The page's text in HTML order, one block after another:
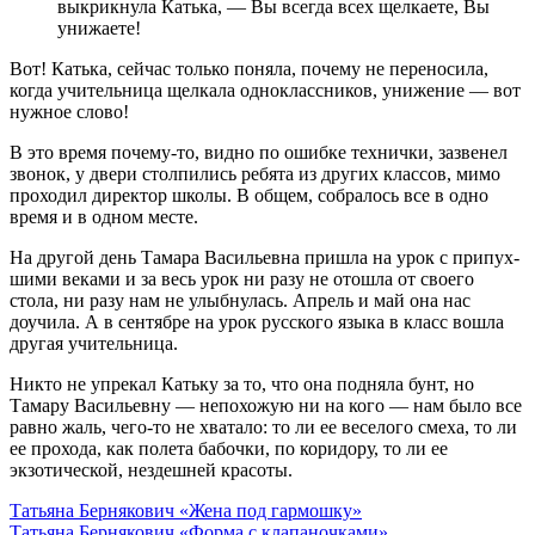
выкрикнула Катька, — Вы всегда всех щелкаете, Вы
унижаете!
Вот! Катька, сейчас только поняла, почему не переносила,
когда учительница щелкала одноклассников, унижение — вот
нуж­ное слово!
В это время почему-то, видно по ошибке технички, зазвенел
звонок, у двери столпились ребята из других классов, мимо
прохо­дил директор школы. В общем, собралось все в одно
время и в одном месте.
На другой день Тамара Васильевна пришла на урок с припух­
шими веками и за весь урок ни разу не отошла от своего
стола, ни разу нам не улыбнулась. Апрель и май она нас
доучила. А в сентябре на урок русского языка в класс вошла
другая учительница.
Никто не упрекал Катьку за то, что она подняла бунт, но
Тамару Васильевну — непохожую ни на кого — нам было все
равно жаль, чего-то не хватало: то ли ее веселого смеха, то ли
ее прохода, как полета бабочки, по коридору, то ли ее
экзотической, нездешней красоты.
Навигация
Татьяна Бернякович «Жена под гармошку»